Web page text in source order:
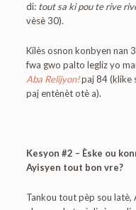
di: tout sa ki pou te rive
vèsè 30).
Kilès osnon konbyen nan
fwa gwo palto legliz yo
Aba Relijyon!paj 84 (klike
paj entènèt otè a).
Kesyon #2 – Èske ou
Ayisyen tout bon vre?
Tankou tout pèp sou latè,